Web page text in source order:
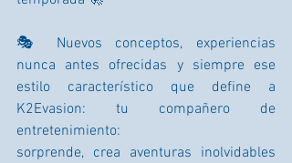
🎭 Nuevos conceptos, experiencias
nunca antes ofrecidas y siempre ese
estilo característico que define a
K2Evasion: tu compañero de
entretenimiento:
sorprende, crea aventuras inolvidables